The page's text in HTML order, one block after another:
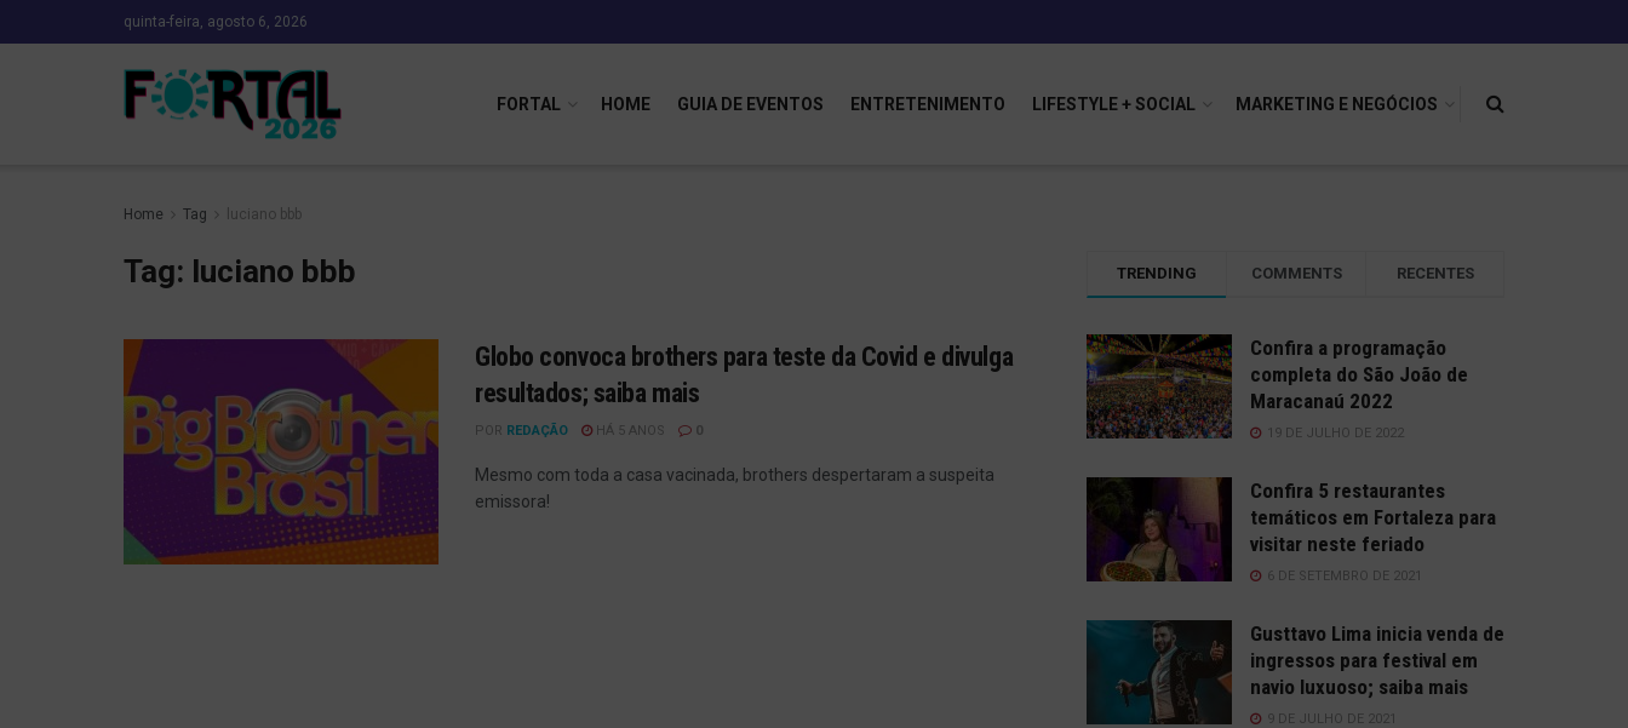
quinta-feira, agosto 6, 2026
FORTAL HOME GUIA DE EVENTOS ENTRETENIMENTO LIFESTYLE + SOCIAL MARKETING E NEGÓCIOS
Home Tag luciano bbb
Tag: luciano bbb
Globo convoca brothers para teste da Covid e divulga
resultados; saiba mais
POR REDAÇÃO HÁ 5 ANOS 0
Mesmo com toda a casa vacinada, brothers despertaram a suspeita
emissora!
TRENDING COMMENTS RECENTES
Confira a programação
completa do São João de
Maracanaú 2022
19 DE JULHO DE 2022
Confira 5 restaurantes
temáticos em Fortaleza para
visitar neste feriado
6 DE SETEMBRO DE 2021
Gusttavo Lima inicia venda de
ingressos para festival em
navio luxuoso; saiba mais
9 DE JULHO DE 2021